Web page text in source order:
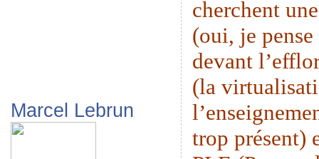
Marcel Lebrun
cherchent
(oui, je pense
devant
(la
trop présent)